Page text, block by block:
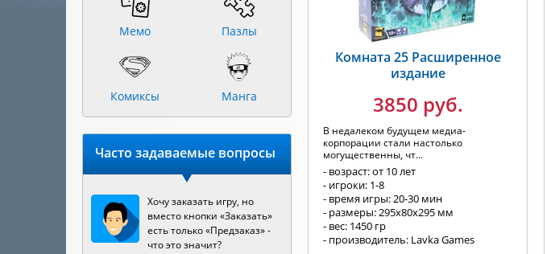
Комната 25 Расширенное
издание
3850 руб.
В недалеком будущем медиа-
корпорации стали настолько
могущественны, чт...
- возраст: от 10 лет
- игроки: 1-8
- время игры: 20-30 мин
- размеры: 295х80х295 мм
- вес: 1450 гр
- производитель: Lavka Games
Мемо Пазлы
Комиксы Манга
Часто задаваемые вопросы
Хочу заказать игру, но
вместо кнопки «Заказать»
есть только «Предзаказ» -
что это значит?